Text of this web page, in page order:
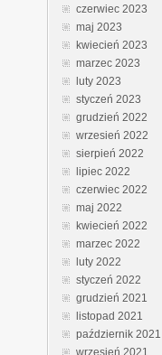
czerwiec 2023
maj 2023
kwiecień 2023
marzec 2023
luty 2023
styczeń 2023
grudzień 2022
wrzesień 2022
sierpień 2022
lipiec 2022
czerwiec 2022
maj 2022
kwiecień 2022
marzec 2022
luty 2022
styczeń 2022
grudzień 2021
listopad 2021
październik 2021
wrzesień 2021